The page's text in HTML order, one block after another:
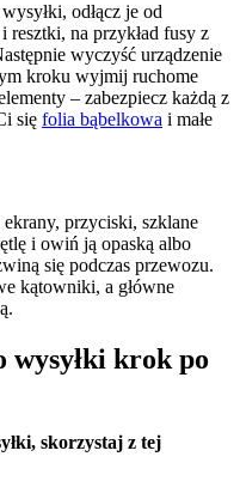
odłącz je od
resztki, na przykład fusy z
wyczyść urządzenie
kroku wyjmij ruchome
– zabezpiecz każdą z
się folia bąbelkowa i małe
przyciski, szklane
i owiń ją opaską albo
się podczas przewozu.
kątowniki, a główne
wysyłki krok po
skorzystaj z tej